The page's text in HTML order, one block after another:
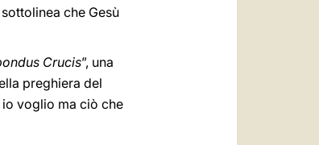
che Gesù
Crucis”, una
preghiera del
io voglio ma ciò che